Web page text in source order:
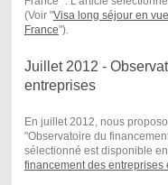
(Voir "Visa long séjour en
France") .
Juillet 2012 -
entreprises
En juillet 2012, nous
"Observatoire du
sélectionné est disponible
financement des entreprises